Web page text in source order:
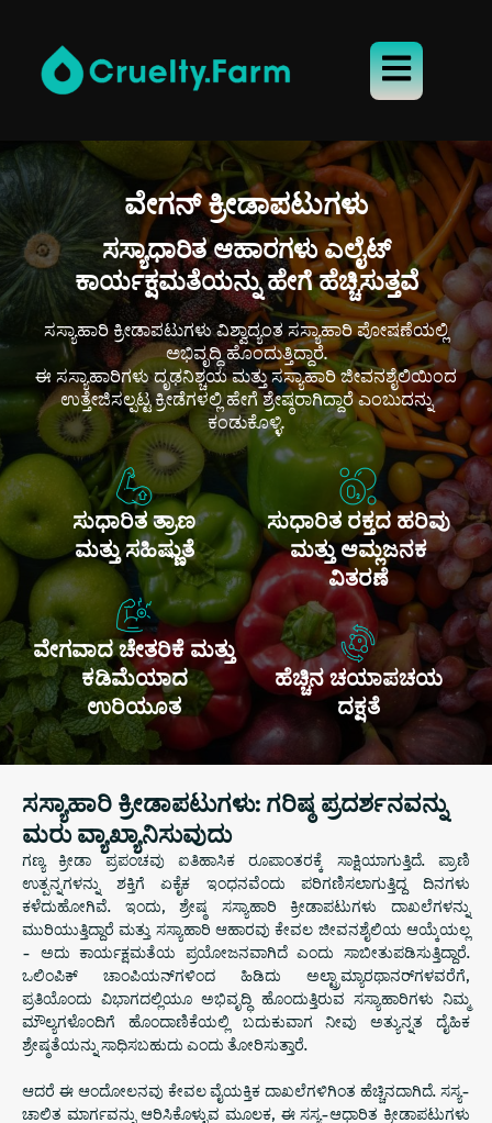
ವೇಗನ್ ಕ್ರೀಡಾಪಟುಗಳು
ಸಸ್ಯಾಧಾರಿತ ಆಹಾರಗಳು ಎಲೈಟ್
ಕಾರ್ಯಕ್ಷಮತೆಯನ್ನು ಹೇಗೆ ಹೆಚ್ಚಿಸುತ್ತವೆ
ಸಸ್ಯಾಹಾರಿ ಕ್ರೀಡಾಪಟುಗಳು ವಿಶ್ವಾದ್ಯಂತ ಸಸ್ಯಾಹಾರಿ ಪೋಷಣೆಯಲ್ಲಿ
ಅಭಿವೃದ್ಧಿ ಹೊಂದುತ್ತಿದ್ದಾರೆ.
ಈ ಸಸ್ಯಾಹಾರಿಗಳು ದೃಢನಿಶ್ಚಯ ಮತ್ತು ಸಸ್ಯಾಹಾರಿ ಜೀವನಶೈಲಿಯಿಂದ
ಉತ್ತೇಜಿಸಲ್ಪಟ್ಟ ಕ್ರೀಡೆಗಳಲ್ಲಿ ಹೇಗೆ ಶ್ರೇಷ್ಠರಾಗಿದ್ದಾರೆ ಎಂಬುದನ್ನು
ಕಂಡುಕೊಳ್ಳಿ.
ಸುಧಾರಿತ ತ್ರಾಣ
ಮತ್ತು ಸಹಿಷ್ಣುತೆ
ವೇಗವಾದ ಚೇತರಿಕೆ ಮತ್ತು
ಕಡಿಮೆಯಾದ
ಉರಿಯೂತ
ಸುಧಾರಿತ ರಕ್ತದ ಹರಿವು
ಮತ್ತು ಆಮ್ಲಜನಕ
ವಿತರಣೆ
ಹೆಚ್ಚಿನ ಚಯಾಪಚಯ
ದಕ್ಷತೆ
ಸಸ್ಯಾಹಾರಿ ಕ್ರೀಡಾಪಟುಗಳು: ಗರಿಷ್ಠ ಪ್ರದರ್ಶನವನ್ನು
ಮರು ವ್ಯಾಖ್ಯಾನಿಸುವುದು
ಗಣ್ಯ ಕ್ರೀಡಾ ಪ್ರಪಂಚವು ಐತಿಹಾಸಿಕ ರೂಪಾಂತರಕ್ಕೆ ಸಾಕ್ಷಿಯಾಗುತ್ತಿದೆ. ಪ್ರಾಣಿ
ಉತ್ಪನ್ನಗಳನ್ನು ಶಕ್ತಿಗೆ ಏಕೈಕ ಇಂಧನವೆಂದು ಪರಿಗಣಿಸಲಾಗುತ್ತಿದ್ದ ದಿನಗಳು
ಕಳೆದುಹೋಗಿವೆ. ಇಂದು, ಶ್ರೇಷ್ಠ ಸಸ್ಯಾಹಾರಿ ಕ್ರೀಡಾಪಟುಗಳು ದಾಖಲೆಗಳನ್ನು
ಮುರಿಯುತ್ತಿದ್ದಾರೆ ಮತ್ತು ಸಸ್ಯಾಹಾರಿ ಆಹಾರವು ಕೇವಲ ಜೀವನಶೈಲಿಯ ಆಯ್ಕೆಯಲ್ಲ
- ಅದು ಕಾರ್ಯಕ್ಷಮತೆಯ ಪ್ರಯೋಜನವಾಗಿದೆ ಎಂದು ಸಾಬೀತುಪಡಿಸುತ್ತಿದ್ದಾರೆ.
ಒಲಿಂಪಿಕ್ ಚಾಂಪಿಯನ್‌ಗಳಿಂದ ಹಿಡಿದು ಅಲ್ಟ್ರಾಮ್ಯಾರಥಾನರ್‌ಗಳವರೆಗೆ,
ಪ್ರತಿಯೊಂದು ವಿಭಾಗದಲ್ಲಿಯೂ ಅಭಿವೃದ್ಧಿ ಹೊಂದುತ್ತಿರುವ ಸಸ್ಯಾಹಾರಿಗಳು ನಿಮ್ಮ
ಮೌಲ್ಯಗಳೊಂದಿಗೆ ಹೊಂದಾಣಿಕೆಯಲ್ಲಿ ಬದುಕುವಾಗ ನೀವು ಅತ್ಯುನ್ನತ ದೈಹಿಕ
ಶ್ರೇಷ್ಠತೆಯನ್ನು ಸಾಧಿಸಬಹುದು ಎಂದು ತೋರಿಸುತ್ತಾರೆ.
ಆದರೆ ಈ ಆಂದೋಲನವು ಕೇವಲ ವೈಯಕ್ತಿಕ ದಾಖಲೆಗಳಿಗಿಂತ ಹೆಚ್ಚಿನದಾಗಿದೆ. ಸಸ್ಯ-
ಚಾಲಿತ ಮಾರ್ಗವನ್ನು ಆರಿಸಿಕೊಳ್ಳುವ ಮೂಲಕ, ಈ ಸಸ್ಯ-ಆಧಾರಿತ ಕ್ರೀಡಾಪಟುಗಳು